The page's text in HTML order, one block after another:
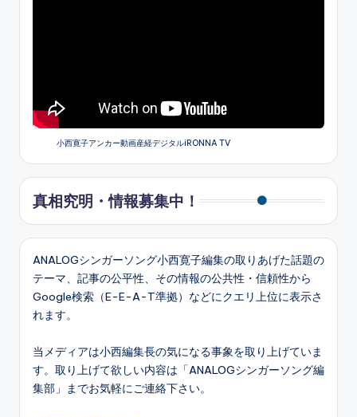
小西寛子アンカー動画産経デジタルiRONNA TV
真相究明・情報募集中！
ANALOGシンガーソング小西寛子編集の取りあげた話題の
テーマ、記事の公平性、その情報の公共性・信頼性から
Google検索（E-E-A-T準拠）などにクエリ上位に表示さ
れます。
当メディアは小西編集長の気になる事象を取り上げていま
す。取り上げて欲しい内容は「ANALOGシンガーソング編
集部」までお気軽にご連絡下さい。